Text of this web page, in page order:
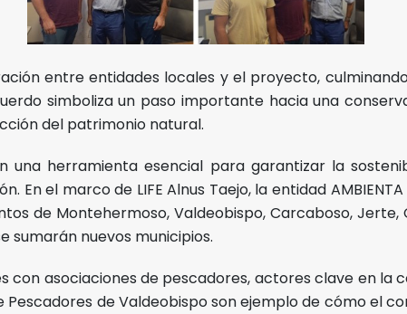
entre entidades locales y el proyecto,
simboliza un paso importante hacia una
del patrimonio natural.
una herramienta esencial para garantizar la
En el marco de LIFE Alnus Taejo, la entidad
de Montehermoso, Valdeobispo, Carcaboso, Jerte,
sumarán nuevos municipios.
asociaciones de pescadores, actores clave en la
Pescadores de Valdeobispo son ejemplo de cómo el